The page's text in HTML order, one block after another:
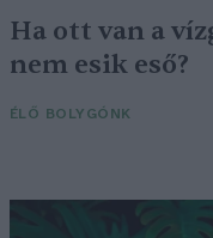
Ha ott van a
nem esik eső?
ÉLŐ BOLYGÓNK